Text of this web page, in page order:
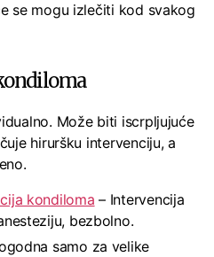
se mogu izlečiti kod svakog
Može biti iscrpljujuće
hiruršku intervenciju, a
kondiloma – Intervencija
bezbolno.
samo za velike